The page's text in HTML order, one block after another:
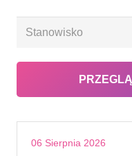
06 Sierpnia 2026